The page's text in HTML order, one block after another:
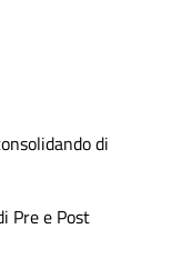
di
Pre e Post